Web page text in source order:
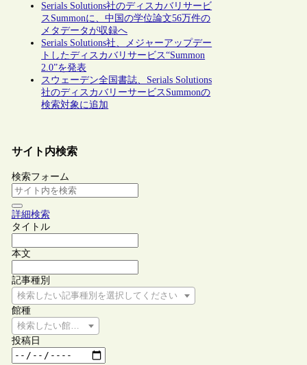
Serials Solutions社のディスカバリサービ
スSummonに、中国の学位論文56万件の
メタデータが収録へ
Serials Solutions社、メジャーアップデー
トしたディスカバリサービス“Summon
2.0”を発表
スウェーデン全国書誌、Serials Solutions
社のディスカバリーサービスSummonの
検索対象に追加
サイト内検索
検索フォーム
詳細検索
タイトル
本文
記事種別
検索したい記事種別を選択してください
館種
検索したい館種を選択してください
投稿日